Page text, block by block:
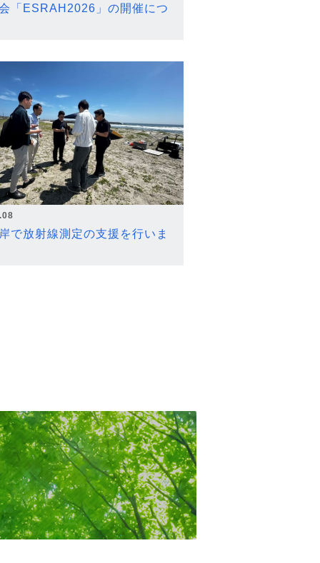
「ESRAH2026」の開催につ
で放射線測定の支援を行いま